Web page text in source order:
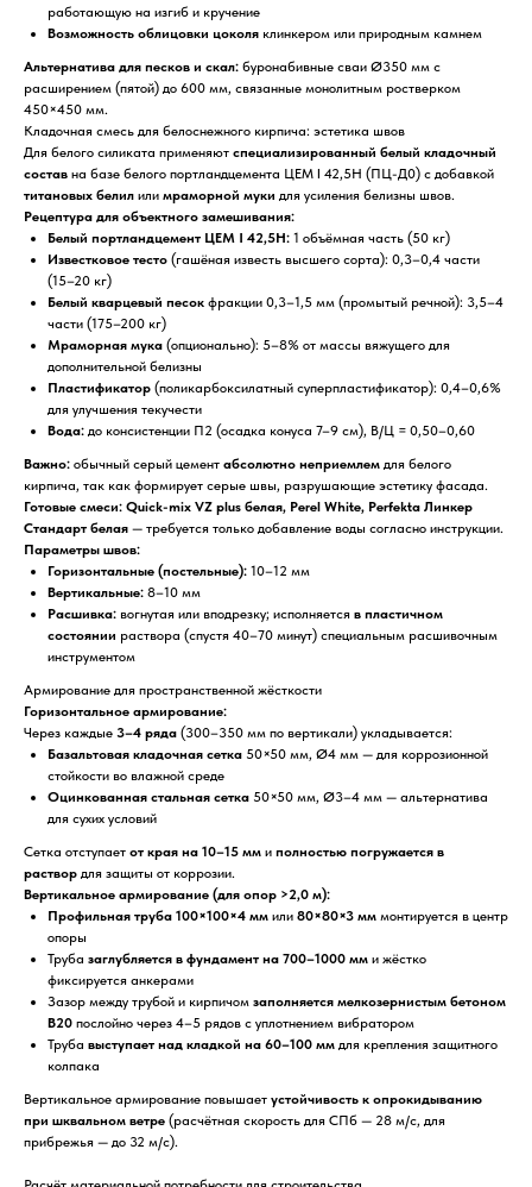
работающую на изгиб и кручение
Возможность облицовки цоколя клинкером или природным камнем
Альтернатива для песков и скал: буронабивные сваи Ø350 мм с
расширением (пятой) до 600 мм, связанные монолитным ростверком
450×450 мм.
Кладочная смесь для белоснежного кирпича: эстетика швов
Для белого силиката применяют специализированный белый кладочный
состав на базе белого портландцемента ЦЕМ I 42,5Н (ПЦ-Д0) с добавкой
титановых белил или мраморной муки для усиления белизны швов.
Рецептура для объектного замешивания:
Белый портландцемент ЦЕМ I 42,5Н: 1 объёмная часть (50 кг)
Известковое тесто (гашёная известь высшего сорта): 0,3–0,4 части
(15–20 кг)
Белый кварцевый песок фракции 0,3–1,5 мм (промытый речной): 3,5–4
части (175–200 кг)
Мраморная мука (опционально): 5–8% от массы вяжущего для
дополнительной белизны
Пластификатор (поликарбоксилатный суперпластификатор): 0,4–0,6%
для улучшения текучести
Вода: до консистенции П2 (осадка конуса 7–9 см), В/Ц = 0,50–0,60
Важно: обычный серый цемент абсолютно неприемлем для белого
кирпича, так как формирует серые швы, разрушающие эстетику фасада.
Готовые смеси: Quick-mix VZ plus белая, Perel White, Perfekta Линкер
Стандарт белая — требуется только добавление воды согласно инструкции.
Параметры швов:
Горизонтальные (постельные): 10–12 мм
Вертикальные: 8–10 мм
Расшивка: вогнутая или вподрезку; исполняется в пластичном
состоянии раствора (спустя 40–70 минут) специальным расшивочным
инструментом
Армирование для пространственной жёсткости
Горизонтальное армирование:
Через каждые 3–4 ряда (300–350 мм по вертикали) укладывается:
Базальтовая кладочная сетка 50×50 мм, Ø4 мм — для коррозионной
стойкости во влажной среде
Оцинкованная стальная сетка 50×50 мм, Ø3–4 мм — альтернатива
для сухих условий
Сетка отступает от края на 10–15 мм и полностью погружается в
раствор для защиты от коррозии.
Вертикальное армирование (для опор >2,0 м):
Профильная труба 100×100×4 мм или 80×80×3 мм монтируется в центр
опоры
Труба заглубляется в фундамент на 700–1000 мм и жёстко
фиксируется анкерами
Зазор между трубой и кирпичом заполняется мелкозернистым бетоном
В20 послойно через 4–5 рядов с уплотнением вибратором
Труба выступает над кладкой на 60–100 мм для крепления защитного
колпака
Вертикальное армирование повышает устойчивость к опрокидыванию
при шквальном ветре (расчётная скорость для СПб — 28 м/с, для
прибрежья — до 32 м/с).